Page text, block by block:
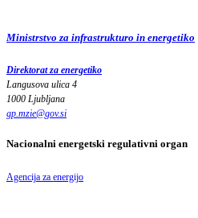
Ministrstvo za infrastrukturo in energetiko
Direktorat za energetiko
Langusova ulica 4
1000 Ljubljana
gp.mzie@gov.si
Nacionalni energetski regulativni organ
Agencija za energijo